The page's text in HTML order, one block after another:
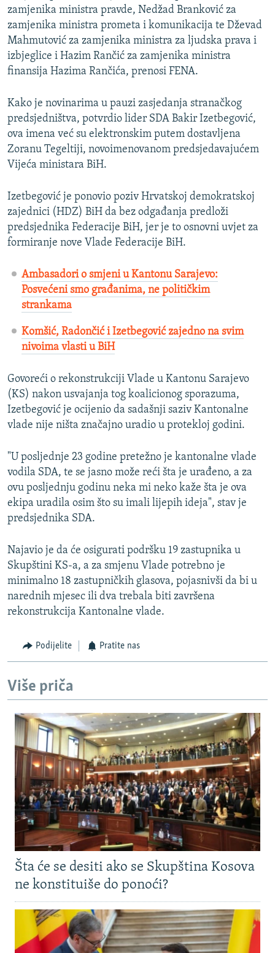
POST SCRIPTUM
MOJA EVROPA
TRI DECENIJE OD RATA U BIH
NASTANAK I RASPAD JUGOSLAVIJE
zamjenika ministra pravde, Nedžad Branković za
zamjenika ministra prometa i komunikacija te Dževad
Mahmutović za zamjenika ministra za ljudska prava i
izbjeglice i Hazim Rančić za zamjenika ministra
finansija Hazima Rančića, prenosi FENA.
Kako je novinarima u pauzi zasjedanja stranačkog
predsjedništva, potvrdio lider SDA Bakir Izetbegović,
ova imena već su elektronskim putem dostavljena
Zoranu Tegeltiji, novoimenovanom predsjedavajućem
Vijeća ministara BiH.
Izetbegović je ponovio poziv Hrvatskoj demokratskoj
zajednici (HDZ) BiH da bez odgađanja predloži
predsjednika Federacije BiH, jer je to osnovni uvjet za
formiranje nove Vlade Federacije BiH.
Ambasadori o smjeni u Kantonu Sarajevo:
Posvećeni smo građanima, ne političkim
strankama
Komšić, Radončić i Izetbegović zajedno na svim
nivoima vlasti u BiH
Govoreći o rekonstrukciji Vlade u Kantonu Sarajevo
(KS) nakon usvajanja tog koalicionog sporazuma,
Izetbegović je ocijenio da sadašnji saziv Kantonalne
vlade nije ništa značajno uradio u protekloj godini.
"U posljednje 23 godine pretežno je kantonalne vlade
vodila SDA, te se jasno može reći šta je urađeno, a za
ovu posljednju godinu neka mi neko kaže šta je ova
ekipa uradila osim što su imali lijepih ideja", stav je
predsjednika SDA.
Najavio je da će osigurati podršku 19 zastupnika u
Skupštini KS-a, a za smjenu Vlade potrebno je
minimalno 18 zastupničkih glasova, pojasnivši da bi u
narednih mjesec ili dva trebala biti završena
rekonstrukcija Kantonalne vlade.
Podijelite Pratite nas
Više priča
Šta će se desiti ako se Skupština Kosova
ne konstituiše do ponoći?